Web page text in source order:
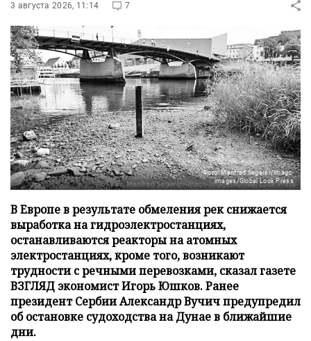
3 августа 2026, 11:14 7
Фото: Manfred Segerer/imago-
images/Global Look Press
В Европе в результате обмеления рек снижается
выработка на гидроэлектростанциях,
останавливаются реакторы на атомных
электростанциях, кроме того, возникают
трудности с речными перевозками, сказал газете
ВЗГЛЯД экономист Игорь Юшков. Ранее
президент Сербии Александр Вучич предупредил
об остановке судоходства на Дунае в ближайшие
дни.